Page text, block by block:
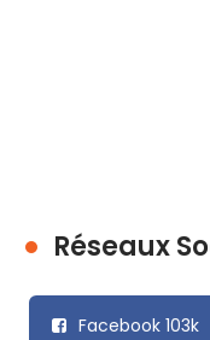
Réseaux
Facebook 103k